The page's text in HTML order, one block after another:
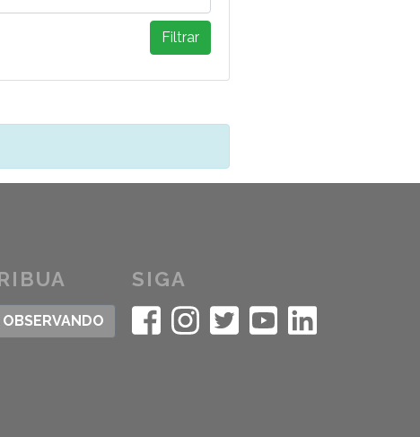
Filtrar
SIGA